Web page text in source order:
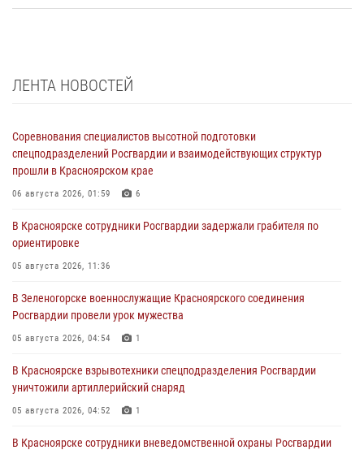
ЛЕНТА НОВОСТЕЙ
Соревнования специалистов высотной подготовки
спецподразделений Росгвардии и взаимодействующих структур
прошли в Красноярском крае
06 августа 2026, 01:59 6
В Красноярске сотрудники Росгвардии задержали грабителя по
ориентировке
05 августа 2026, 11:36
В Зеленогорске военнослужащие Красноярского соединения
Росгвардии провели урок мужества
05 августа 2026, 04:54 1
В Красноярске взрывотехники спецподразделения Росгвардии
уничтожили артиллерийский снаряд
05 августа 2026, 04:52 1
В Красноярске сотрудники вневедомственной охраны Росгвардии